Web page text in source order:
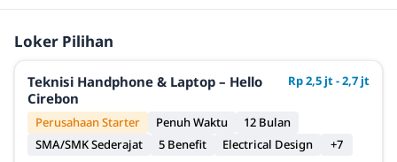
Loker Pilihan
Teknisi Handphone & Laptop – Hello
Cirebon
Rp 2,5 jt - 2,7 jt
Perusahaan Starter Penuh Waktu
12 Bulan
SMA/SMK Sederajat
5 Benefit Electrical Design +7